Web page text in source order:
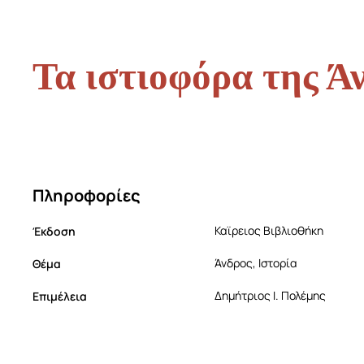
Τα ιστιοφόρα της
Πληροφορίες
Έκδοση Καϊρειος Βιβλιοθήκη
Θέμα Άνδρος, Ιστορία
Επιμέλεια Δημήτριος Ι. Πολέμης